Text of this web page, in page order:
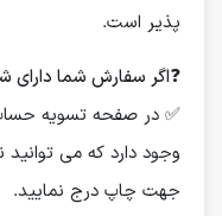
پذیر است.
❓اگر سفارش شما دارای
✅ در صفحه تسویه
وجود دارد که می توانید
جهت چاپ درج نمایید.